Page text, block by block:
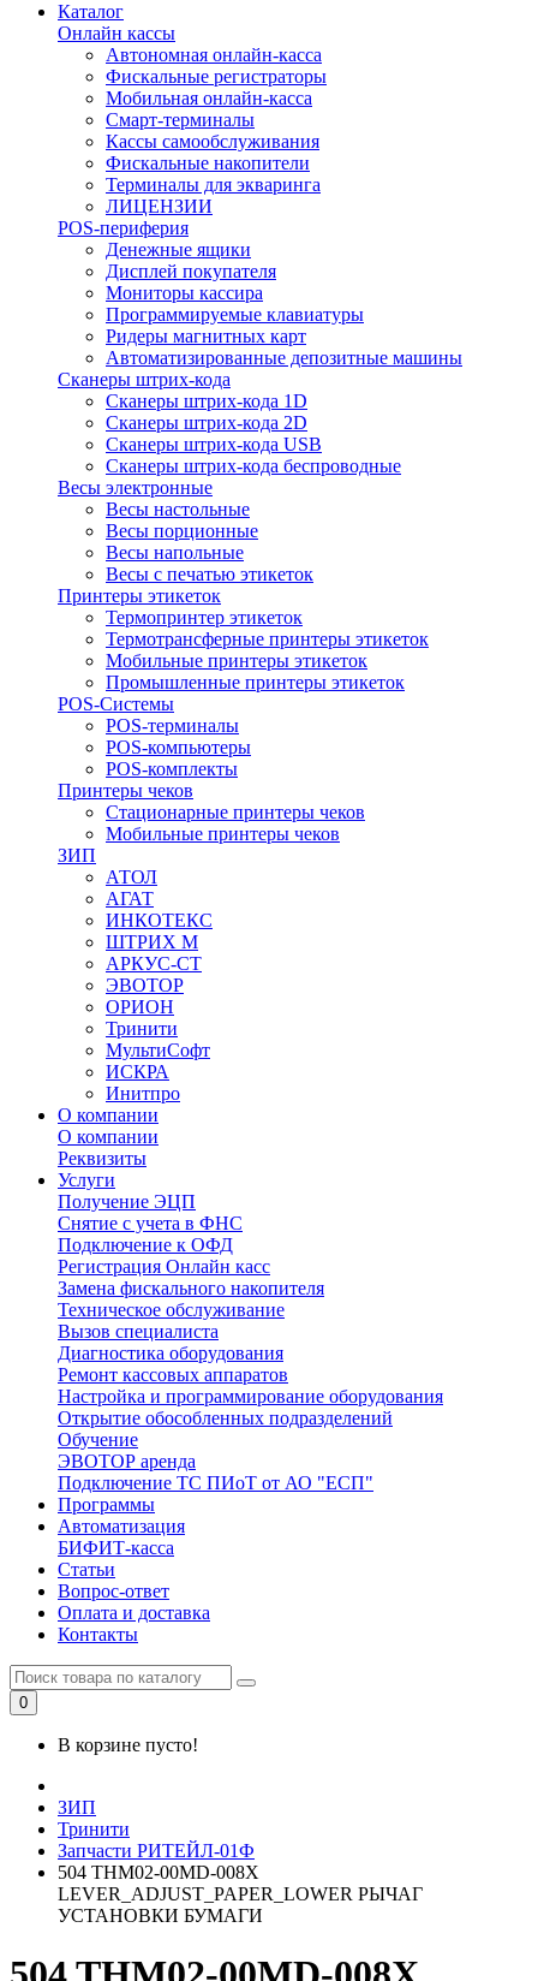
Каталог
Онлайн кассы
Автономная онлайн-касса
Фискальные регистраторы
Мобильная онлайн-касса
Смарт-терминалы
Кассы самообслуживания
Фискальные накопители
Терминалы для экваринга
ЛИЦЕНЗИИ
POS-периферия
Денежные ящики
Дисплей покупателя
Мониторы кассира
Программируемые клавиатуры
Ридеры магнитных карт
Автоматизированные депозитные машины
Сканеры штрих-кода
Сканеры штрих-кода 1D
Сканеры штрих-кода 2D
Сканеры штрих-кода USB
Сканеры штрих-кода беспроводные
Весы электронные
Весы настольные
Весы порционные
Весы напольные
Весы с печатью этикеток
Принтеры этикеток
Термопринтер этикеток
Термотрансферные принтеры этикеток
Мобильные принтеры этикеток
Промышленные принтеры этикеток
POS-Системы
POS-терминалы
POS-компьютеры
POS-комплекты
Принтеры чеков
Стационарные принтеры чеков
Мобильные принтеры чеков
ЗИП
АТОЛ
АГАТ
ИНКОТЕКС
ШТРИХ М
АРКУС-СТ
ЭВОТОР
ОРИОН
Тринити
МультиСофт
ИСКРА
Инитпро
О компании
О компании
Реквизиты
Услуги
Получение ЭЦП
Снятие с учета в ФНС
Подключение к ОФД
Регистрация Онлайн касс
Замена фискального накопителя
Техническое обслуживание
Вызов специалиста
Диагностика оборудования
Ремонт кассовых аппаратов
Настройка и программирование оборудования
Открытие обособленных подразделений
Обучение
ЭВОТОР аренда
Подключение ТС ПИоТ от АО "ЕСП"
Программы
Автоматизация
БИФИТ-касса
Статьи
Вопрос-ответ
Оплата и доставка
Контакты
0
В корзине пусто!
ЗИП
Тринити
Запчасти РИТЕЙЛ-01Ф
504 THM02-00MD-008X
LEVER_ADJUST_PAPER_LOWER РЫЧАГ
УСТАНОВКИ БУМАГИ